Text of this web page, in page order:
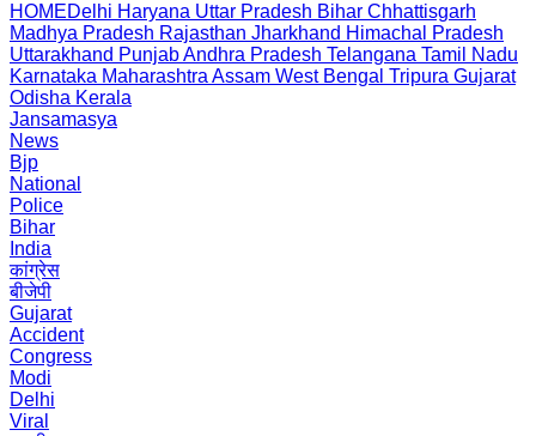
HOMEDelhi Haryana Uttar Pradesh Bihar Chhattisgarh
Madhya Pradesh Rajasthan Jharkhand Himachal Pradesh
Uttarakhand PunjabAndhra Pradesh Telangana Tamil Nadu
Karnataka Maharashtra Assam West Bengal Tripura Gujarat
Odisha Kerala
Jansamasya
News
Bjp
National
Police
Bihar
India
कांग्रेस
बीजेपी
Gujarat
Accident
Congress
Modi
Delhi
Viral